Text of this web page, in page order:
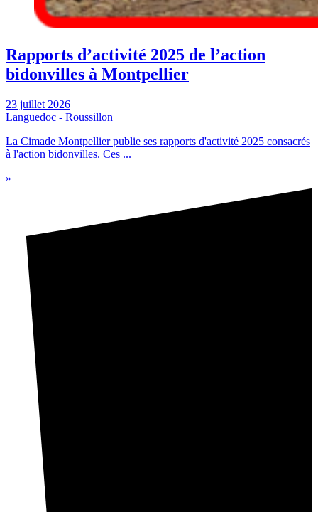
Rapports d’activité 2025 de l’action
bidonvilles à Montpellier
23 juillet 2026
Languedoc - Roussillon
La Cimade Montpellier publie ses rapports d'activité 2025 consacrés
à l'action bidonvilles. Ces ...
»